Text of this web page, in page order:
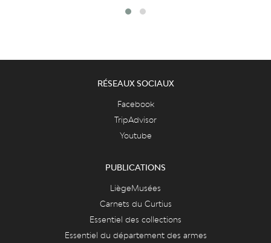
RÉSEAUX SOCIAUX
Facebook
TripAdvisor
Youtube
PUBLICATIONS
LiègeMusées
Carnets du Curtius
Essentiel des collections
Essentiel du département des armes